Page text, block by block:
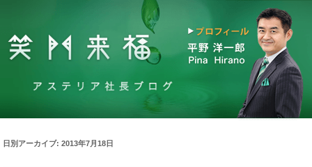
日別アーカイブ:2013年7月18日